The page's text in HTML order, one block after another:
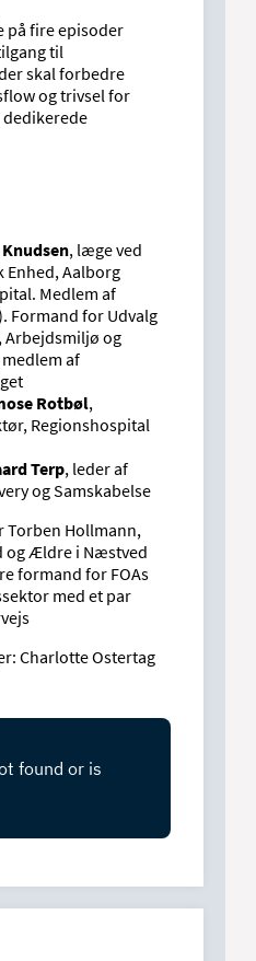
på fire episoder
til
skal forbedre
og trivsel for
dedikerede
, læge ved
Enhed, Aalborg
Medlem af
Formand for Udvalg
Arbejdsmiljø og
af
Rotbøl,
Regionshospital
Terp, leder af
og Samskabelse
Hollmann,
og Ældre i Næstved
formand for FOAs
med et par
Charlotte Ostertag